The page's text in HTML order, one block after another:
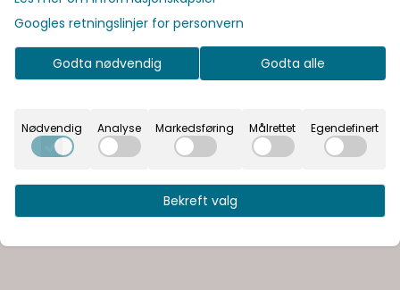
Googles retningslinjer for personvern
Godta nødvendig Godta alle
Nødvendig Analyse Markedsføring Målrettet Egendefinert
Bekreft valg